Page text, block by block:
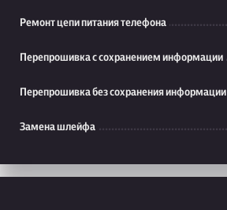
Ремонт цепи питания телефона
Перепрошивка с сохранением информации
Перепрошивка без сохранения информации
Замена шлейфа